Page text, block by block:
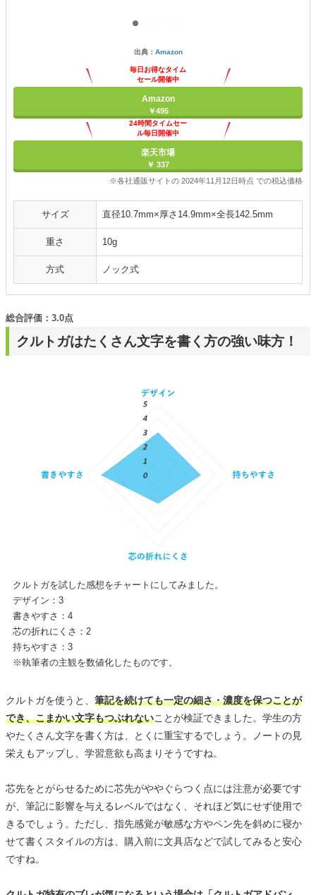
出典： Amazon
毎日お得なタイム
セール開催中
Amazon
￥495
24時間タイムセー
ル毎日開催中
楽天市場
￥ 337
※各社通販サイトの 2024年11月12日時点 での税込価格
サイズ 直径10.7mm×厚さ14.9mm×全長142.5mm
重さ 10g
方式 ノック式
クルトガはたくさん文字を書く方の強い味方！
総合評価：3.0点
クルトガを試した感想をチャートにしてみました。
デザイン：3
書きやすさ：4
芯の折れにくさ：2
持ちやすさ：3
※執筆者の主観を数値化したものです。
クルトガを使うと、 筆記を続けても一定の細さ・濃度を保つことが
でき、こまかい文字もつぶれないことが検証できました。学生の方
やたくさん文字を書く方は、とくに重宝するでしょう。ノートの見
栄えもアップし、学習意欲も高まりそうですね。
芯先をとがらせるために芯先がややぐらつく点には注意が必要です
が、筆記に影響を与えるレベルではなく、それほど気にせず使用で
きるでしょう。ただし、指先感覚が敏感な方やペン先を斜めに寝か
せて書くスタイルの方は、購入前に文具店などで試してみると安心
ですね。